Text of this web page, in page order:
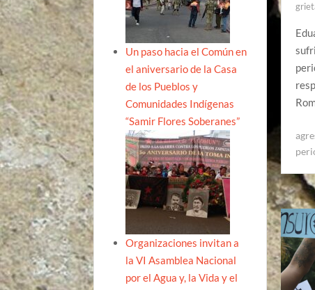
Un paso hacia el Común en
el aniversario de la Casa
de los Pueblos y
Comunidades Indígenas
“Samir Flores Soberanes”
Organizaciones invitan a
la VI Asamblea Nacional
por el Agua y, la Vida y el